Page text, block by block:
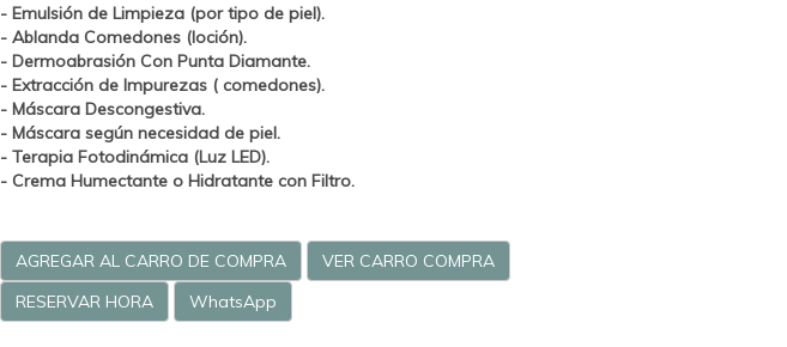
- Emulsión de Limpieza (por tipo de piel).
- Ablanda Comedones (loción).
- Dermoabrasión Con Punta Diamante.
- Extracción de Impurezas ( comedones).
- Máscara Descongestiva.
- Máscara según necesidad de piel.
- Terapia Fotodinámica (Luz LED).
- Crema Humectante o Hidratante con Filtro.
AGREGAR AL CARRO DE COMPRA
VER CARRO COMPRA
RESERVAR HORA
WhatsApp